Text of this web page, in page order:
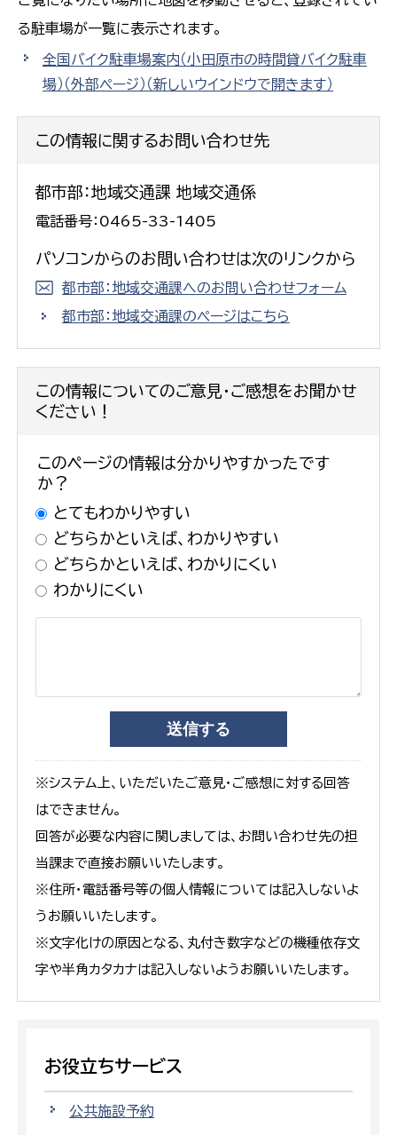
る駐車場が一覧に表示されます。
全国バイク駐車場案内（小田原市の時間貸バイク駐車
場）（外部ページ） （新しいウインドウで開きます）
この情報に関するお問い合わせ先
都市部：地域交通課 地域交通係
電話番号：0465-33-1405
パソコンからのお問い合わせは次のリンクから
都市部：地域交通課へのお問い合わせフォーム
都市部：地域交通課のページはこちら
この情報についてのご意見・ご感想をお聞かせ
ください！
このページの情報は分かりやすかったです
か？
とてもわかりやすい
どちらかといえば、わかりやすい
どちらかといえば、わかりにくい
わかりにくい
※システム上、いただいたご意見・ご感想に対する回答
はできません。
回答が必要な内容に関しましては、お問い合わせ先の担
当課まで直接お願いいたします。
※住所・電話番号等の個人情報については記入しないよ
うお願いいたします。
※文字化けの原因となる、丸付き数字などの機種依存文
字や半角カタカナは記入しないようお願いいたします。
お役立ちサービス
公共施設予約